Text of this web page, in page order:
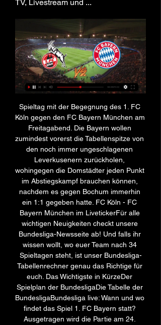
TV, Livestream und ...
Spieltag mit der Begegnung des 1. FC
Köln gegen den FC Bayern München am
Freitagabend. Die Bayern wollen
zumindest vorerst die Tabellenspitze von
den noch immer ungeschlagenen
Leverkusenern zurückholen,
wohingegen die Domstädter jeden Punkt
im Abstiegskampf brauchen können,
nachdem es gegen Bochum immerhin
ein 1:1 gegeben hatte. FC Köln - FC
Bayern München im LivetickerFür alle
wichtigen Neuigkeiten checkt unsere
Bundesliga-Newsseite ab! Und falls ihr
wissen wollt, wo euer Team nach 34
Spieltagen steht, ist unser Bundesliga-
Tabellenrechner genau das Richtige für
euch. Das Wichtigste in KürzeDer
Spielplan der BundesligaDie Tabelle der
BundesligaBundesliga live: Wann und wo
findet das Spiel 1. FC Bayern statt?
Ausgetragen wird die Partie am 24.